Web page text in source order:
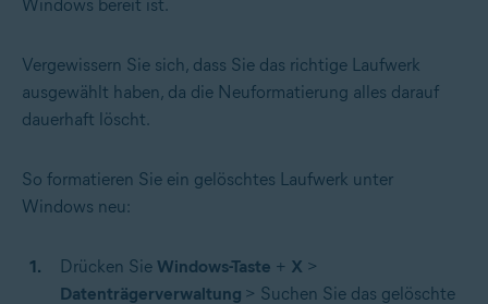
Windows bereit ist.
Vergewissern Sie sich, dass Sie das richtige Laufwerk
ausgewählt haben, da die Neuformatierung alles darauf
dauerhaft löscht.
So formatieren Sie ein gelöschtes Laufwerk unter
Windows neu:
Drücken Sie Windows-Taste + X >
Datenträgerverwaltung > Suchen Sie das gelöschte